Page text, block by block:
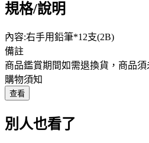
規格/說明
內容:右手用鉛筆*12支(2B)
備註
商品鑑賞期間如需退換貨，商品
購物須知
查看
別人也看了